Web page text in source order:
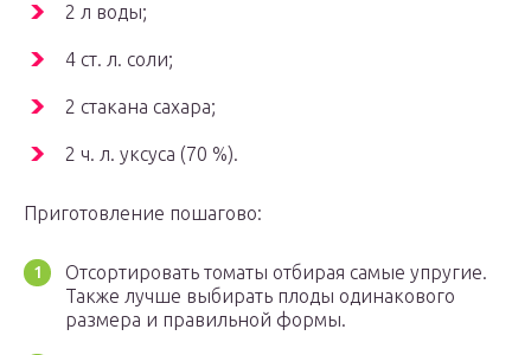
2 л воды;
4 ст. л. соли;
2 стакана сахара;
2 ч. л. уксуса (70 %).
Приготовление пошагово:
Отсортировать томаты отбирая самые упругие.
Также лучше выбирать плоды одинакового
размера и правильной формы.